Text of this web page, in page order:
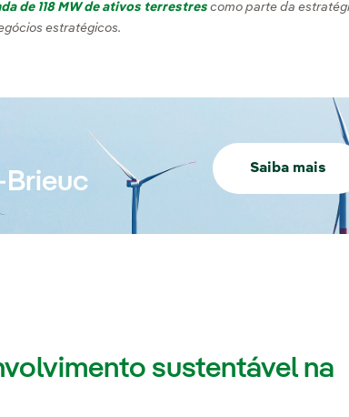
de 118 MW de ativos terrestres como parte da
estratégicos.
Brieuc
Saiba mais
sustentável na